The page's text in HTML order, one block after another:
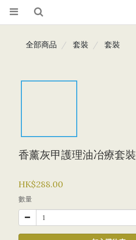
全部商品 套裝 套裝
香薰灰甲護理油冶療套裝
HK$288.00
數量